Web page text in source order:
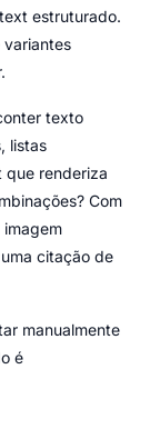
estruturado.
variantes
texto
listas
que renderiza
Com
imagem
citação de
manualmente
é